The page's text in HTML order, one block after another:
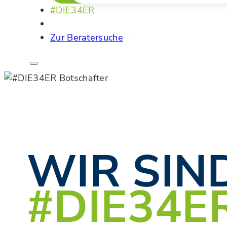
#DIE34ER
Zur Beratersuche
WIR